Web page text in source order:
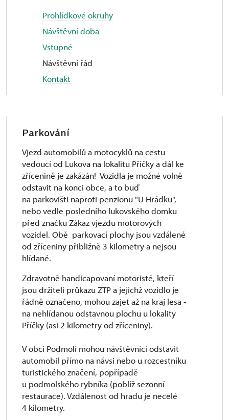
Prohlídkové okruhy
Návštěvní doba
Vstupné
Návštěvní řád
Kontakt
Parkování
Vjezd automobilů a motocyklů na cestu
vedoucí od Lukova na lokalitu Příčky a dál ke
zřícenině je zakázán! Vozidla je možné volně
odstavit na konci obce, a to buď
na parkovišti naproti penzionu "U Hrádku",
nebo vedle posledního lukovského domku
před značku Zákaz vjezdu motorových
vozidel. Obě parkovací plochy jsou vzdálené
od zříceniny přibližně 3 kilometry a nejsou
hlídané.
Zdravotně handicapovaní motoristé, kteří
jsou držiteli průkazu ZTP a jejichž vozidlo je
řádně označeno, mohou zajet až na kraj lesa -
na nehlídanou odstavnou plochu u lokality
Příčky (asi 2 kilometry od zříceniny).
V obci Podmolí mohou návštěvníci odstavit
automobil přímo na návsi nebo u rozcestníku
turistického značení, popřípadě
u podmolského rybníka (poblíž sezonní
restaurace). Vzdálenost od hradu je necelé
4 kilometry.